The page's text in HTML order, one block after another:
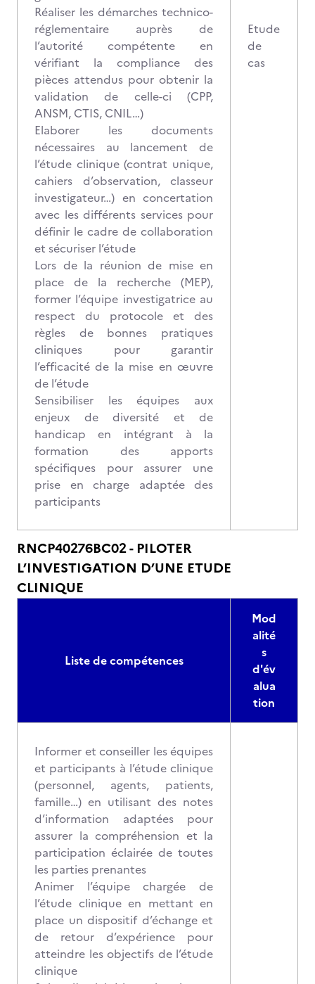
Réaliser les démarches technico-
réglementaire auprès de
l’autorité compétente en
vérifiant la compliance des
pièces attendus pour obtenir la
validation de celle-ci (CPP,
ANSM, CTIS, CNIL…)
Elaborer les documents
nécessaires au lancement de
l’étude clinique (contrat unique,
cahiers d’observation, classeur
investigateur…) en concertation
avec les différents services pour
définir le cadre de collaboration
et sécuriser l’étude
Lors de la réunion de mise en
place de la recherche (MEP),
former l’équipe investigatrice au
respect du protocole et des
règles de bonnes pratiques
cliniques pour garantir
l’efficacité de la mise en œuvre
de l’étude
Sensibiliser les équipes aux
enjeux de diversité et de
handicap en intégrant à la
formation des apports
spécifiques pour assurer une
prise en charge adaptée des
participants
Etude
de
cas
RNCP40276BC02 - PILOTER
L’INVESTIGATION D’UNE ETUDE
CLINIQUE
Liste de compétences
Mod
alité
s
d'év
alua
tion
Informer et conseiller les équipes
et participants à l’étude clinique
(personnel, agents, patients,
famille…) en utilisant des notes
d’information adaptées pour
assurer la compréhension et la
participation éclairée de toutes
les parties prenantes
Animer l’équipe chargée de
l’étude clinique en mettant en
place un dispositif d’échange et
de retour d’expérience pour
atteindre les objectifs de l’étude
clinique